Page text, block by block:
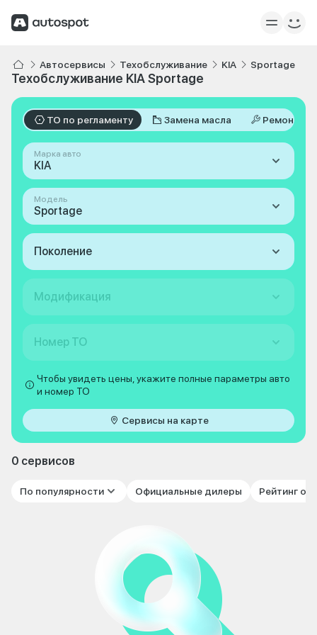
Автосервисы Техобслуживание KIA Sportage
Техобслуживание KIA Sportage
ТО по регламенту Замена масла Ремонт
Марка авто
KIA
Модель
Sportage
Поколение
Модификация
Номер ТО
Чтобы увидеть цены, укажите полные параметры авто
и номер ТО
Сервисы на карте
0 сервисов
По популярности Официальные дилеры Рейтинг